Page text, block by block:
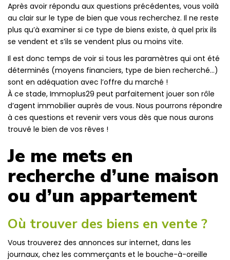
Après avoir répondu aux questions précédentes, vous voilà
au clair sur le type de bien que vous recherchez. Il ne reste
plus qu’à examiner si ce type de biens existe, à quel prix ils
se vendent et s’ils se vendent plus ou moins vite.
Il est donc temps de voir si tous les paramètres qui ont été
déterminés (moyens financiers, type de bien recherché…)
sont en adéquation avec l’offre du marché !
À ce stade, Immoplus29 peut parfaitement jouer son rôle
d’agent immobilier auprès de vous. Nous pourrons répondre
à ces questions et revenir vers vous dès que nous aurons
trouvé le bien de vos rêves !
Je me mets en
recherche d’une maison
ou d’un appartement
Où trouver des biens en vente ?
Vous trouverez des annonces sur internet, dans les
journaux, chez les commerçants et le bouche-à-oreille